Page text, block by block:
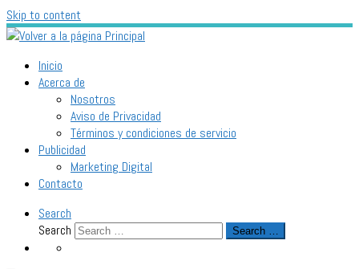
Skip to content
Inicio
Acerca de
Nosotros
Aviso de Privacidad
Términos y condiciones de servicio
Publicidad
Marketing Digital
Contacto
Search
Search
Search …